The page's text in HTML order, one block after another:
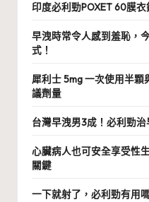
印度必利勁POXET 60膜
早洩時常令人感到羞恥，
式！
犀利士 5mg 一次使用半
議劑量
台灣早洩男3成！必利勁
心臟病人也可安全享受性
關鍵
一下就射了，必利勁有用